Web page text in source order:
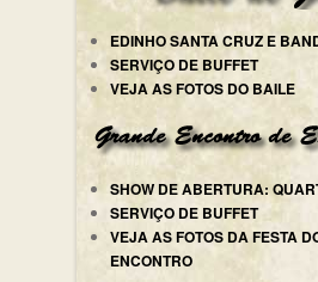
EDINHO SANTA CRUZ E
SERVIÇO DE BUFFET
VEJA AS FOTOS DO BAILE
SHOW DE ABERTURA:
SERVIÇO DE BUFFET
VEJA AS FOTOS DA FESTA
ENCONTRO